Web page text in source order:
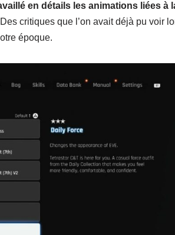
en détails les animations liées à
Des critiques que l’on avait déjà pu voir
époque.